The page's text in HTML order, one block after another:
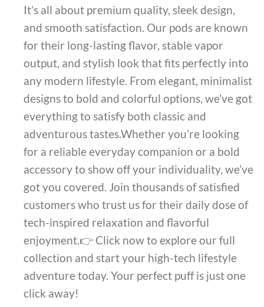
It’s all about premium quality, sleek design,
and smooth satisfaction. Our pods are known
for their long-lasting flavor, stable vapor
output, and stylish look that fits perfectly into
any modern lifestyle. From elegant, minimalist
designs to bold and colorful options, we’ve got
everything to satisfy both classic and
adventurous tastes.Whether you’re looking
for a reliable everyday companion or a bold
accessory to show off your individuality, we’ve
got you covered. Join thousands of satisfied
customers who trust us for their daily dose of
tech-inspired relaxation and flavorful
enjoyment.👉 Click now to explore our full
collection and start your high-tech lifestyle
adventure today. Your perfect puff is just one
click away!